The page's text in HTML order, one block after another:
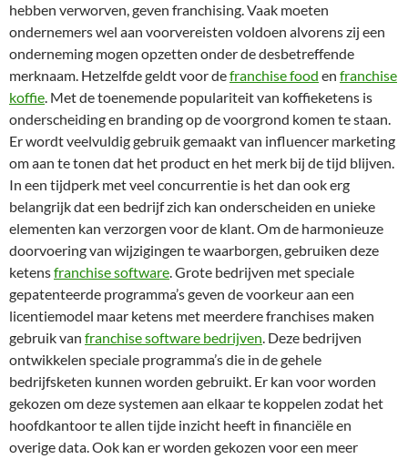
hebben verworven, geven franchising. Vaak moeten
ondernemers wel aan voorvereisten voldoen alvorens zij een
onderneming mogen opzetten onder de desbetreffende
merknaam. Hetzelfde geldt voor defranchise food en franchise
koffie. Met de toenemende populariteit van koffieketens is
onderscheiding en branding op de voorgrond komen te staan.
Er wordt veelvuldig gebruik gemaakt van influencer marketing
om aan te tonen dat het product en het merk bij de tijd blijven.
In een tijdperk met veel concurrentie is het dan ook erg
belangrijk dat een bedrijf zich kan onderscheiden en unieke
elementen kan verzorgen voor de klant. Om de harmonieuze
doorvoering van wijzigingen te waarborgen, gebruiken deze
ketensfranchise software. Grote bedrijven met speciale
gepatenteerde programma’s geven de voorkeur aan een
licentiemodel maar ketens met meerdere franchises maken
gebruik van franchise software bedrijven. Deze bedrijven
ontwikkelen speciale programma’s die in de gehele
bedrijfsketen kunnen worden gebruikt. Er kan voor worden
gekozen om deze systemen aan elkaar te koppelen zodat het
hoofdkantoor te allen tijde inzicht heeft in financiële en
overige data. Ook kan er worden gekozen voor een meer